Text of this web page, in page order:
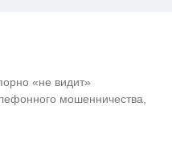
«не видит»
мошенничества,